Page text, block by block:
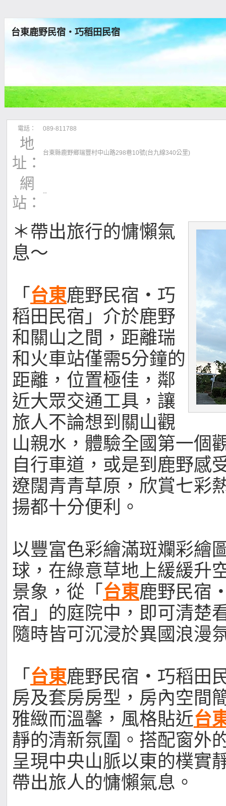
台東鹿野民宿‧巧稻田民宿
電話： 089-811788
地
址：
台東縣鹿野鄉瑞豐村中山路298巷10號(台九線340公里)
網
站：
--
＊帶出旅行的慵懶氣
息～
「 台東鹿野民宿‧巧
稻田民宿」介於鹿野
和關山之間，距離瑞
和火車站僅需5分鐘的
距離，位置極佳，鄰
近大眾交通工具，讓
旅人不論想到關山觀
山親水，體驗全國第一個
自行車道，或是到鹿野感
遼闊青青草原，欣賞七彩
揚都十分便利。
以豐富色彩繪滿斑斕彩繪
球，在綠意草地上緩緩升
景象，從「 台東鹿野民宿
宿」的庭院中，即可清楚
隨時皆可沉浸於異國浪漫
「 台東鹿野民宿‧巧稻田
房及套房房型，房內空間
雅緻而溫馨，風格貼近台
靜的清新氛圍。搭配窗外
呈現中央山脈以東的樸實
帶出旅人的慵懶氣息。